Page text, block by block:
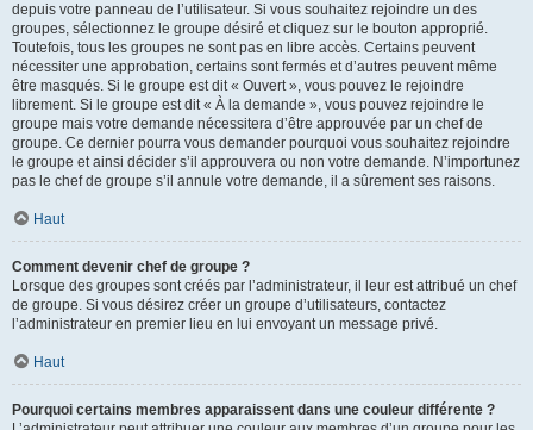
depuis votre panneau de l’utilisateur. Si vous souhaitez rejoindre un des
groupes, sélectionnez le groupe désiré et cliquez sur le bouton approprié.
Toutefois, tous les groupes ne sont pas en libre accès. Certains peuvent
nécessiter une approbation, certains sont fermés et d’autres peuvent même
être masqués. Si le groupe est dit « Ouvert », vous pouvez le rejoindre
librement. Si le groupe est dit « À la demande », vous pouvez rejoindre le
groupe mais votre demande nécessitera d’être approuvée par un chef de
groupe. Ce dernier pourra vous demander pourquoi vous souhaitez rejoindre
le groupe et ainsi décider s’il approuvera ou non votre demande. N’importunez
pas le chef de groupe s’il annule votre demande, il a sûrement ses raisons.
Haut
Comment devenir chef de groupe ?
Lorsque des groupes sont créés par l’administrateur, il leur est attribué un chef
de groupe. Si vous désirez créer un groupe d’utilisateurs, contactez
l’administrateur en premier lieu en lui envoyant un message privé.
Haut
Pourquoi certains membres apparaissent dans une couleur différente ?